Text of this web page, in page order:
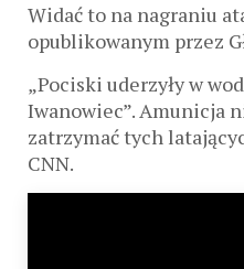
Widać to na nagraniu
opublikowanym przez
„Pociski uderzyły w
Iwanowiec”. Amunicja
zatrzymać tych
CNN.